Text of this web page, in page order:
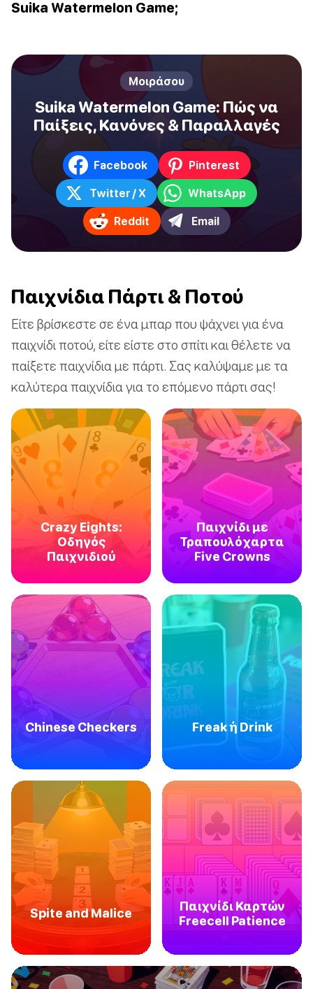
Suika Watermelon Game;
Μοιράσου
Suika Watermelon Game: Πώς να
Παίξεις, Κανόνες & Παραλλαγές
Facebook Pinterest
Twitter / X WhatsApp
Reddit Email
Παιχνίδια Πάρτι & Ποτού
Είτε βρίσκεστε σε ένα μπαρ που ψάχνει για ένα
παιχνίδι ποτού, είτε είστε στο σπίτι και θέλετε να
παίξετε παιχνίδια με πάρτι. Σας καλύψαμε με τα
καλύτερα παιχνίδια για το επόμενο πάρτι σας!
Crazy Eights:
Οδηγός
Παιχνιδιού
Παιχνίδι με
Τραπουλόχαρτα
Five Crowns
Chinese Checkers Freak ή Drink
Spite and Malice
Παιχνίδι Καρτών
Freecell Patience